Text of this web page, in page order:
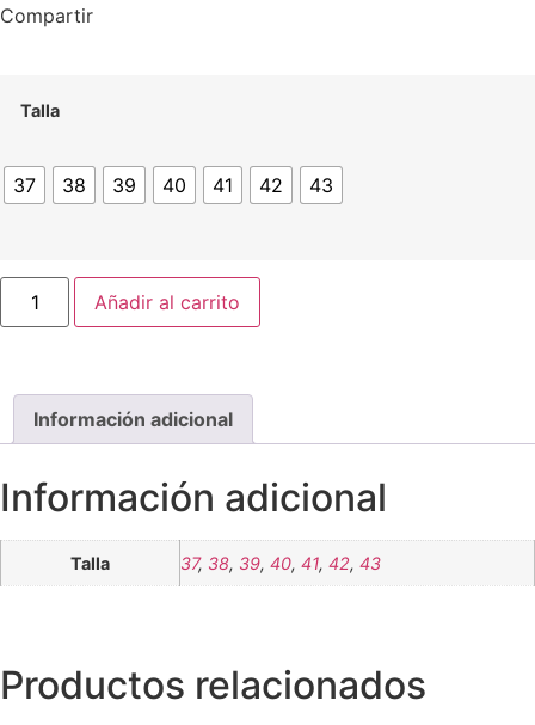
Compartir
Talla
37 38 39 40 41 42 43
Añadir al carrito
Información adicional
Información adicional
Talla 37, 38, 39, 40, 41, 42, 43
Productos relacionados